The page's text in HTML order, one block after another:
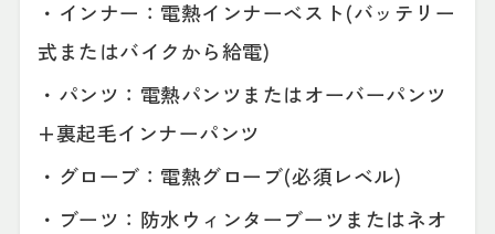
・インナー：電熱インナーベスト(バッテリー
式またはバイクから給電)
・パンツ：電熱パンツまたはオーバーパンツ
+裏起毛インナーパンツ
・グローブ：電熱グローブ(必須レベル)
・ブーツ：防水ウィンターブーツまたはネオ